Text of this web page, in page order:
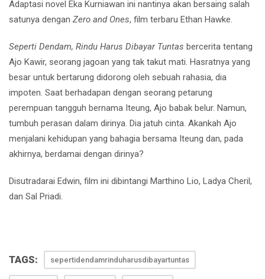
Adaptasi novel Eka Kurniawan ini nantinya akan bersaing salah
satunya dengan Zero and Ones, film terbaru Ethan Hawke.
Seperti Dendam, Rindu Harus Dibayar Tuntas bercerita tentang
Ajo Kawir, seorang jagoan yang tak takut mati. Hasratnya yang
besar untuk bertarung didorong oleh sebuah rahasia, dia
impoten. Saat berhadapan dengan seorang petarung
perempuan tangguh bernama Iteung, Ajo babak belur. Namun,
tumbuh perasan dalam dirinya. Dia jatuh cinta. Akankah Ajo
menjalani kehidupan yang bahagia bersama Iteung dan, pada
akhirnya, berdamai dengan dirinya?
Disutradarai Edwin, film ini dibintangi Marthino Lio, Ladya Cheril,
dan Sal Priadi.
TAGS: sepertidendamrinduharusdibayartuntas